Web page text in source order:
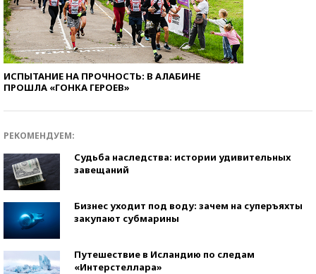
ИСПЫТАНИЕ НА ПРОЧНОСТЬ: В АЛАБИНЕ
ПРОШЛА «ГОНКА ГЕРОЕВ»
РЕКОМЕНДУЕМ:
Судьба наследства: истории удивительных
завещаний
Бизнес уходит под воду: зачем на суперъяхты
закупают субмарины
Путешествие в Исландию по следам
«Интерстеллара»